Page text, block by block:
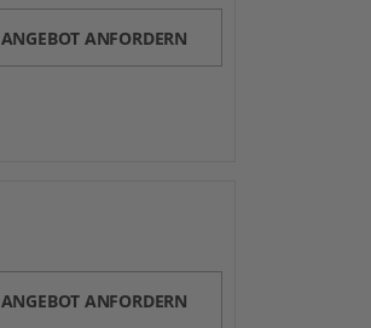
ANGEBOT ANFORDERN
ANGEBOT ANFORDERN